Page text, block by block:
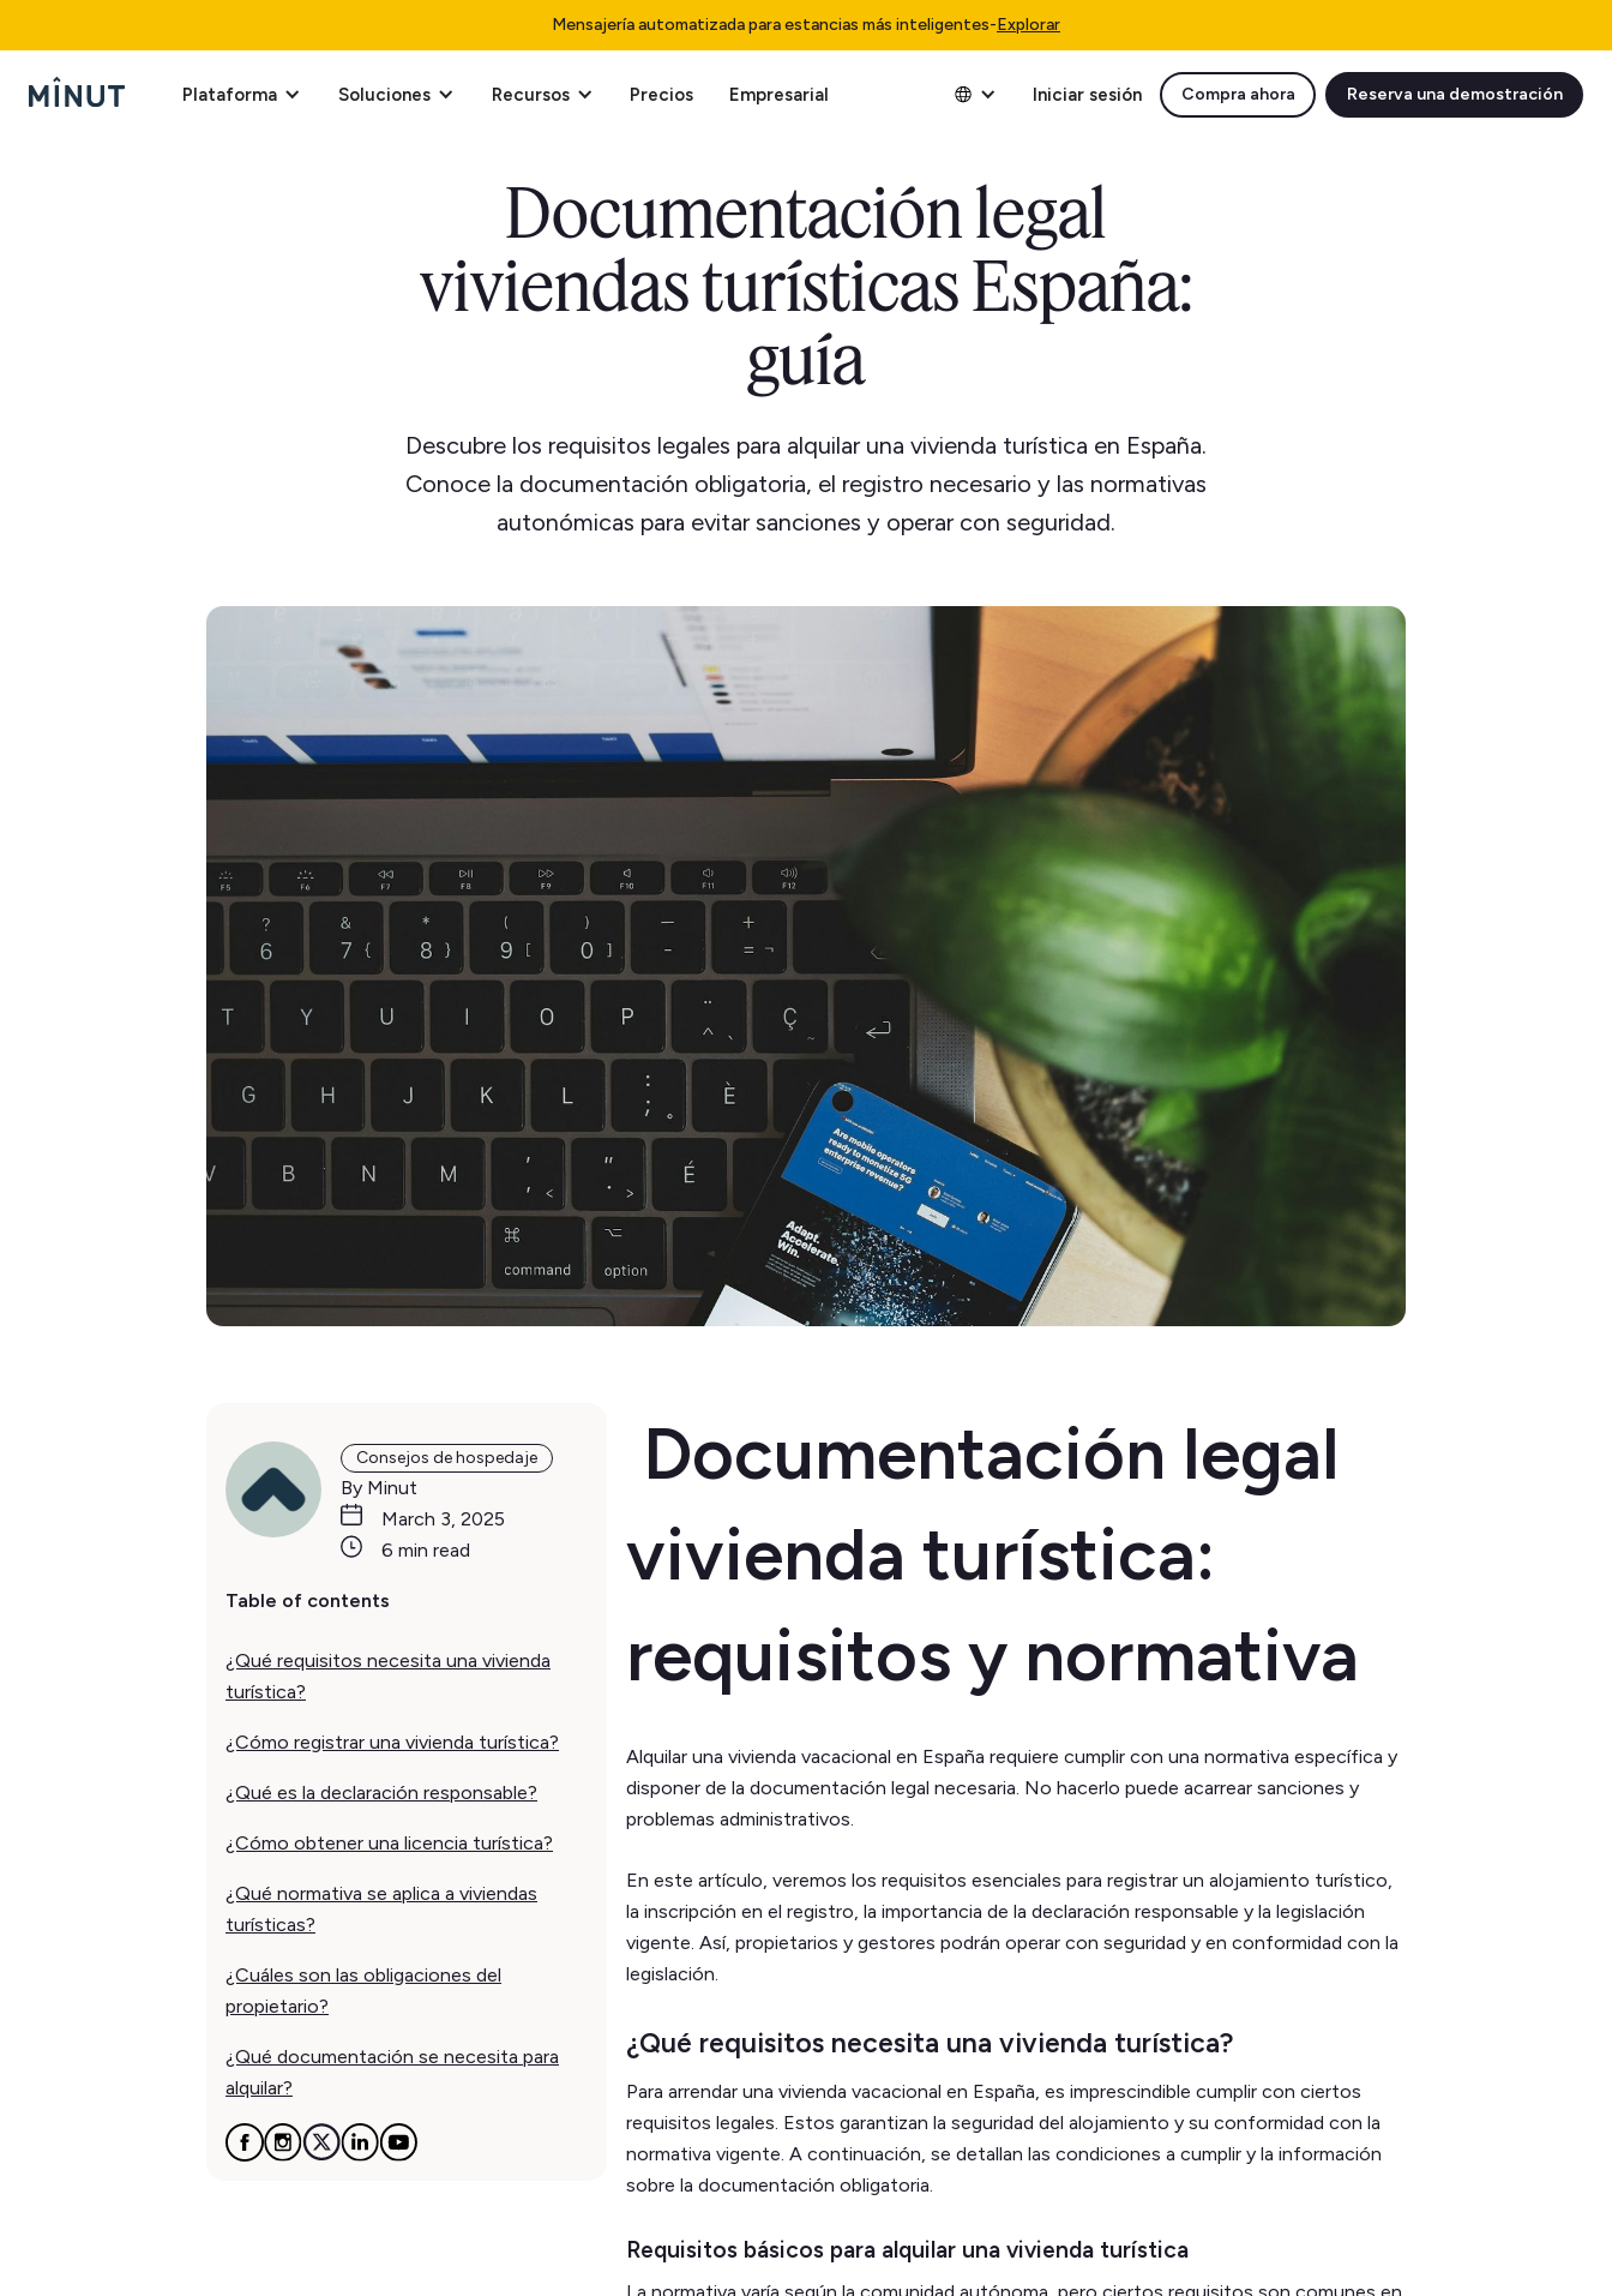
Mensajería automatizada para estancias más inteligentes-Explorar
Plataforma Soluciones Recursos Precios Empresarial Iniciar sesión Compra ahora Reserva una demostración
Documentación legal
viviendas turísticas España:
guía
Descubre los requisitos legales para alquilar una vivienda turística en España.
Conoce la documentación obligatoria, el registro necesario y las normativas
autonómicas para evitar sanciones y operar con seguridad.
Consejos de hospedaje
By Minut
March 3, 2025
6 min read
Table of contents
¿Qué requisitos necesita una vivienda
turística?
¿Cómo registrar una vivienda turística?
¿Qué es la declaración responsable?
¿Cómo obtener una licencia turística?
¿Qué normativa se aplica a viviendas
turísticas?
¿Cuáles son las obligaciones del
propietario?
¿Qué documentación se necesita para
alquilar?
Documentación legal
vivienda turística:
requisitos y normativa
Alquilar una vivienda vacacional en España requiere cumplir con una normativa específica y
disponer de la documentación legal necesaria. No hacerlo puede acarrear sanciones y
problemas administrativos.
En este artículo, veremos los requisitos esenciales para registrar un alojamiento turístico,
la inscripción en el registro, la importancia de la declaración responsable y la legislación
vigente. Así, propietarios y gestores podrán operar con seguridad y en conformidad con la
legislación.
¿Qué requisitos necesita una vivienda turística?
Para arrendar una vivienda vacacional en España, es imprescindible cumplir con ciertos
requisitos legales. Estos garantizan la seguridad del alojamiento y su conformidad con la
normativa vigente. A continuación, se detallan las condiciones a cumplir y la información
sobre la documentación obligatoria.
Requisitos básicos para alquilar una vivienda turística